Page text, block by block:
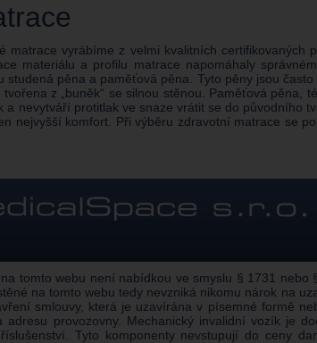
matrace vyrábíme z velmi kvalitních
materiálu a profilu matrace napomáhaly
studená pěna a paměťová pěna. Tyto pěny jsou
z „buněk“ se silnou stěnou. Paměťová
a nevytváří protitlak ve snaze vrátit se do původního
nejvyšší komfort. Při výběru zdravotní matrace se
tomto webu není nabídkou ve smyslu § 1731
na tomto webu tedy nevzniká nikomu nárok na
smlouvy, která je uzavírána v písemné formě
adresu provozovny. Mechanický invalidní vozík je
Tyto komponenty nevstupují do ceny